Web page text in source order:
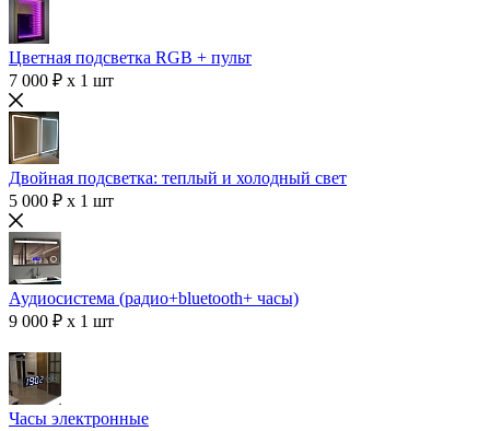
Цветная подсветка RGB + пульт
7 000 ₽ x 1 шт
Двойная подсветка: теплый и холодный свет
5 000 ₽ x 1 шт
Аудиосистема (радио+bluetooth+ часы)
9 000 ₽ x 1 шт
Часы электронные